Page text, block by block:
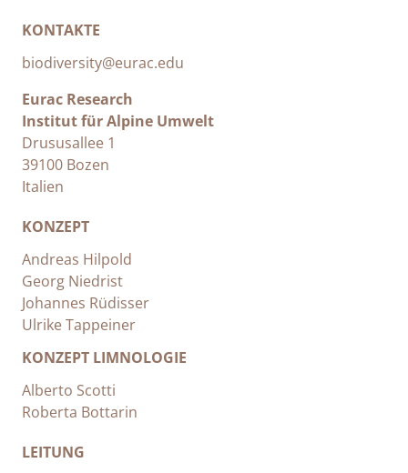
KONTAKTE
biodiversity@eurac.edu
Eurac Research
Institut für Alpine Umwelt
Drususallee 1
39100 Bozen
Italien
KONZEPT
Andreas Hilpold
Georg Niedrist
Johannes Rüdisser
Ulrike Tappeiner
KONZEPT LIMNOLOGIE
Alberto Scotti
Roberta Bottarin
LEITUNG